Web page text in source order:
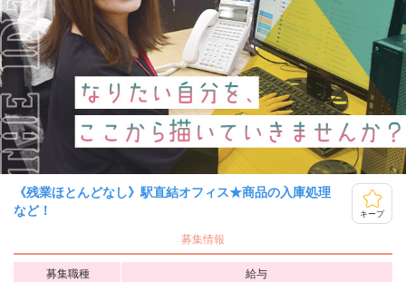
《残業ほとんどなし》駅直結オフィス★商品の入庫処理
など！
キープ
募集情報
募集職種 給与